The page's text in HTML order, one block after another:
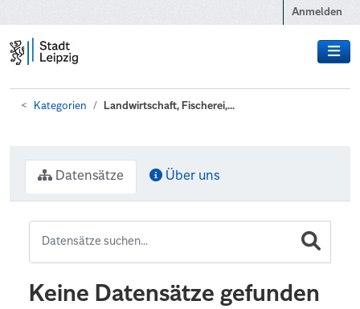
Anmelden
Kategorien Landwirtschaft, Fischerei,...
Datensätze Über uns
Keine Datensätze gefunden